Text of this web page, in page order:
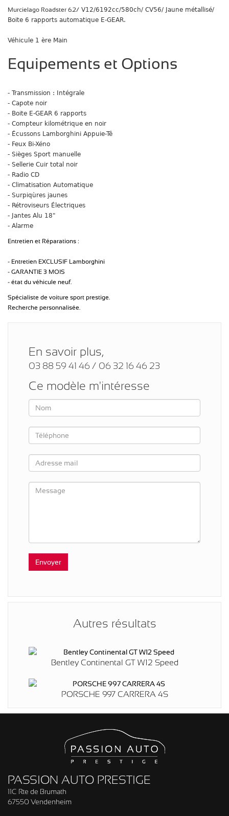
Murcielago Roadster 6.2/ V12/6192cc/580ch/ CV56/ Jaune métallisé/
Boite 6 rapports automatique E-GEAR.
Véhicule 1 ère Main
Equipements et Options
- Transmission : Intégrale
- Capote noir
- Boite E-GEAR 6 rapports
- Compteur kilométrique en noir
- Écussons Lamborghini Appuie-Tê
- Feux Bi-Xéno
- Sièges Sport manuelle
- Sellerie Cuir total noir
- Radio CD
- Climatisation Automatique
- Surpiqùres jaunes
- Rétroviseurs Électriques
- Jantes Alu 18"
- Alarme
Entretien et Réparations :
- Entretien EXCLUSIF Lamborghini
- GARANTIE 3 MOIS
- état du véhicule neuf.
Spécialiste de voiture sport prestige.
Recherche personnalisée.
En savoir plus,
03 88 59 41 46 / 06 32 16 46 23
Ce modèle m'intéresse
Autres résultats
Bentley Continental GT W12 Speed
PORSCHE 997 CARRERA 4S
PASSION AUTO PRESTIGE
11C Rte de Brumath
67550 Vendenheim